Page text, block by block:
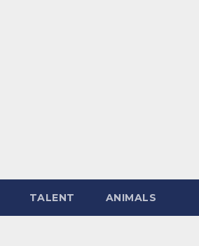
TALENT ANIMALS